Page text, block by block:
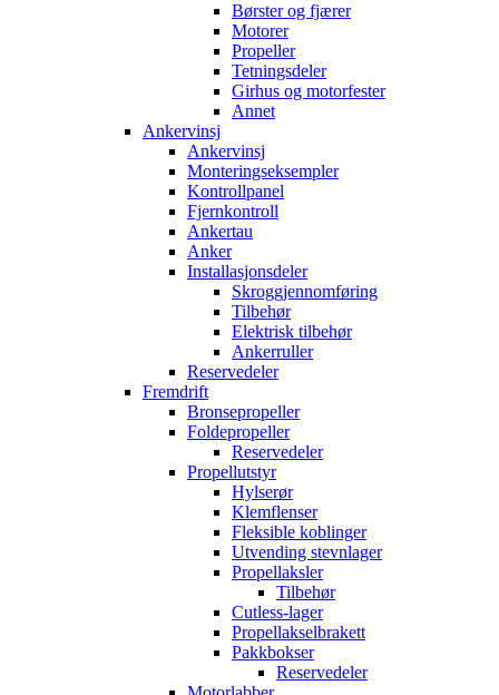
Børster og fjærer
Motorer
Propeller
Tetningsdeler
Girhus og motorfester
Annet
Ankervinsj
Ankervinsj
Monteringseksempler
Kontrollpanel
Fjernkontroll
Ankertau
Anker
Installasjonsdeler
Skroggjennomføring
Tilbehør
Elektrisk tilbehør
Ankerruller
Reservedeler
Fremdrift
Bronsepropeller
Foldepropeller
Reservedeler
Propellutstyr
Hylserør
Klemflenser
Fleksible koblinger
Utvending stevnlager
Propellaksler
Tilbehør
Cutless-lager
Propellakselbrakett
Pakkbokser
Reservedeler